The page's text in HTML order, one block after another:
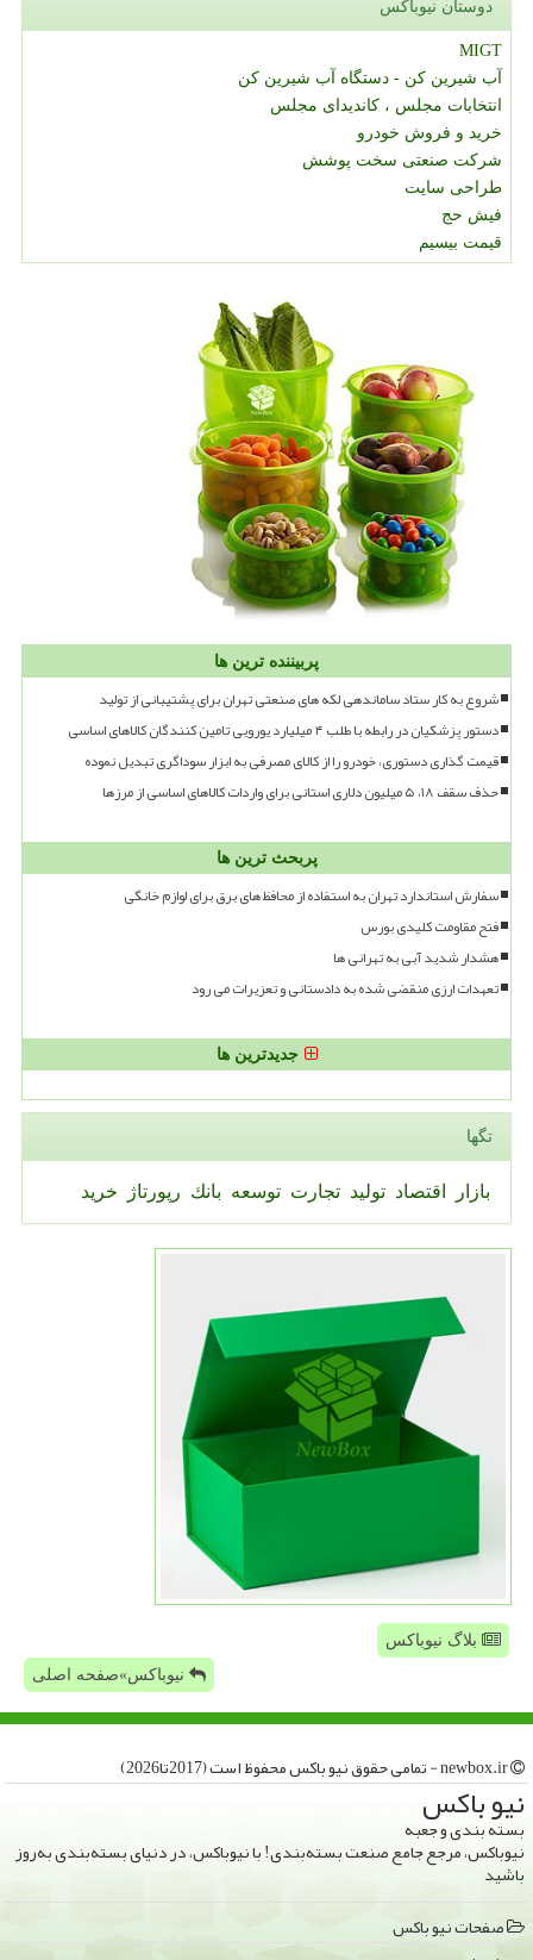
دوستان نیوباکس
MIGT
آب شیرین کن - دستگاه آب شیرین کن
انتخابات مجلس ، کاندیدای مجلس
خرید و فروش خودرو
شرکت صنعتی سخت پوشش
طراحی سایت
فیش حج
قیمت بیسیم
پربیننده ترین ها
شروع به کار ستاد ساماندهی لکه های صنعتی تهران برای پشتیبانی از تولید
دستور پزشکیان در رابطه با طلب ۴ میلیارد یورویی تامین کنندگان کالاهای اساسی
قیمت گذاری دستوری، خودرو را از کالای مصرفی به ابزار سوداگری تبدیل نموده
حذف سقف ۱۸، ۵ میلیون دلاری استانی برای واردات کالاهای اساسی از مرزها
پربحث ترین ها
سفارش استاندارد تهران به استفاده از محافظ های برق برای لوازم خانگی
فتح مقاومت کلیدی بورس
هشدار شدید آبی به تهرانی ها
تعهدات ارزی منقضی شده به دادستانی و تعزیرات می رود
جدیدترین ها
تگها
بازار اقتصاد تولید تجارت توسعه بانك رپورتاژ خرید
بلاگ نیوباکس
نیوباکس»صفحه اصلی
نیو باكس
بسته بندی و جعبه
نیوباکس، مرجع جامع صنعت بسته‌بندی! با نیوباکس، در دنیای بسته‌بندی به‌روز
باشید
صفحات نیو باكس